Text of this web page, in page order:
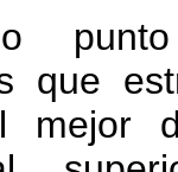
que
mejor